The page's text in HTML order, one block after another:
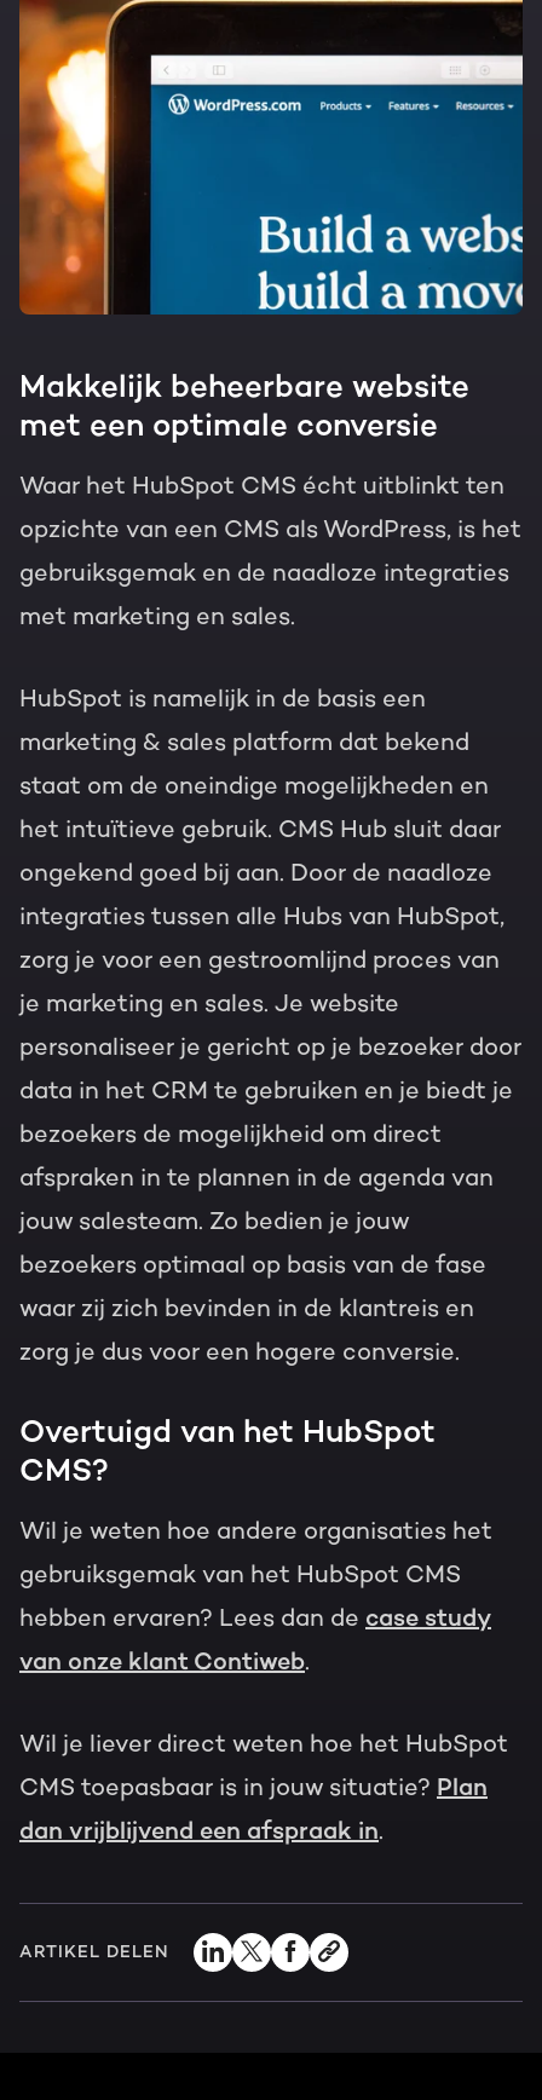
Makkelijk beheerbare website
met een optimale conversie
Waar het HubSpot CMS écht uitblinkt ten
opzichte van een CMS als WordPress, is het
gebruiksgemak en de naadloze integraties
met marketing en sales.
HubSpot is namelijk in de basis een
marketing & sales platform dat bekend
staat om de oneindige mogelijkheden en
het intuïtieve gebruik. CMS Hub sluit daar
ongekend goed bij aan. Door de naadloze
integraties tussen alle Hubs van HubSpot,
zorg je voor een gestroomlijnd proces van
je marketing en sales. Je website
personaliseer je gericht op je bezoeker door
data in het CRM te gebruiken en je biedt je
bezoekers de mogelijkheid om direct
afspraken in te plannen in de agenda van
jouw salesteam. Zo bedien je jouw
bezoekers optimaal op basis van de fase
waar zij zich bevinden in de klantreis en
zorg je dus voor een hogere conversie.
Overtuigd van het HubSpot
CMS?
Wil je weten hoe andere organisaties het
gebruiksgemak van het HubSpot CMS
hebben ervaren? Lees dan de case study
van onze klant Contiweb.
Wil je liever direct weten hoe het HubSpot
CMS toepasbaar is in jouw situatie? Plan
dan vrijblijvend een afspraak in.
ARTIKEL DELEN